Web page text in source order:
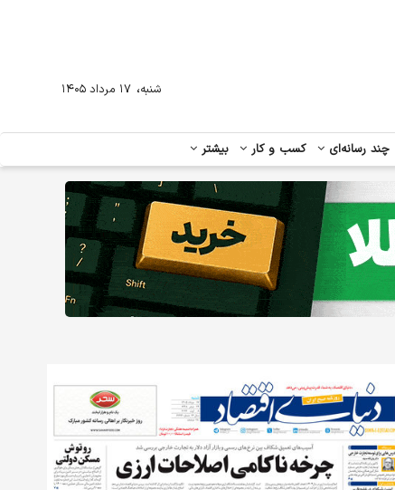
چند رسانه‌ای کسب و کار بیشتر
شنبه، ۱۷ مرداد ۱۴۰۵